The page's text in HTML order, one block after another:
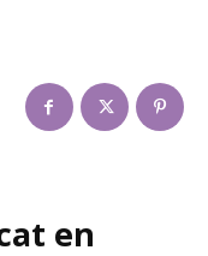
en